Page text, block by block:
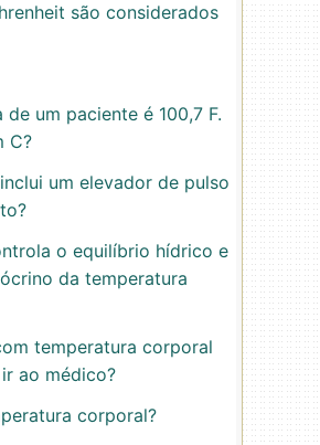
são considerados
um paciente é 100,7 F.
C?
um elevador de pulso
o equilíbrio hídrico e
da temperatura
temperatura corporal
ao médico?
corporal?